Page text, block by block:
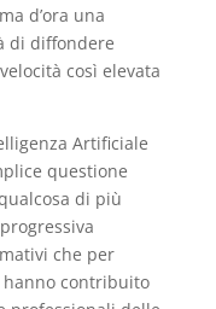
d’ora una
di diffondere
così elevata
Artificiale
questione
di più
che per
contribuito